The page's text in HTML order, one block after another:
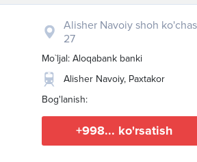
Alisher Navoiy shoh
27
Mo`ljal: Aloqabank banki
Alisher Navoiy, Paxtakor
Bog'lanish:
+998... ko'rsatish